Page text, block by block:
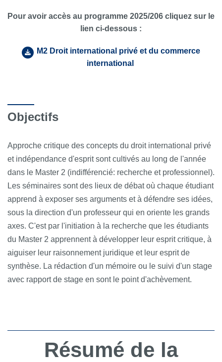
Pour avoir accès au programme 2025/206 cliquez sur le
lien ci-dessous :
M2 Droit international privé et du commerce
international
Objectifs
Approche critique des concepts du droit international privé
et indépendance d'esprit sont cultivés au long de l'année
dans le Master 2 (indifférencié: recherche et professionnel).
Les séminaires sont des lieux de débat où chaque étudiant
apprend à exposer ses arguments et à défendre ses idées,
sous la direction d'un professeur qui en oriente les grands
axes. C'est par l'initiation à la recherche que les étudiants
du Master 2 apprennent à développer leur esprit critique, à
aiguiser leur raisonnement juridique et leur esprit de
synthèse. La rédaction d'un mémoire ou le suivi d'un stage
avec rapport de stage en sont le point d'achèvement.
Résumé de la